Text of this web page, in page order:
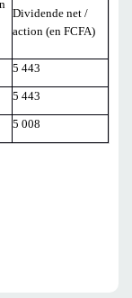
Dividende net /
action (en FCFA)
5 443
5 443
5 008